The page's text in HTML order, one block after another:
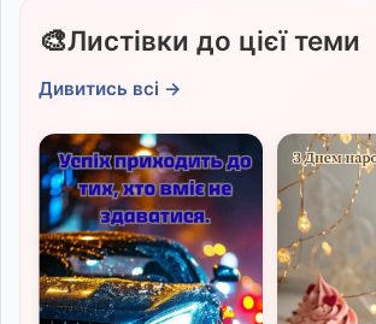
🎨Листівки до цієї теми
Дивитись всі →